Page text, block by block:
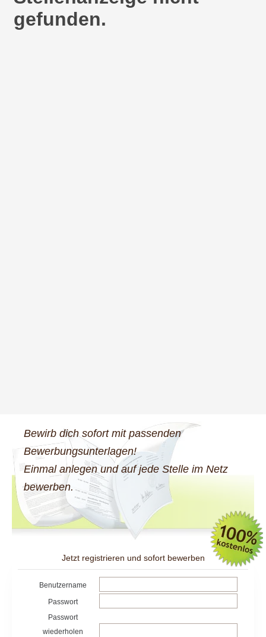
Bewirb dich sofort mit passenden
Bewerbungsunterlagen!
Einmal anlegen und auf jede Stelle im Netz
bewerben.
Jetzt registrieren und sofort bewerben
Benutzername
Passwort
Passwort
wiederholen